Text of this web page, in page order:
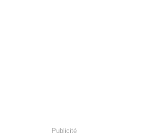
Publicité